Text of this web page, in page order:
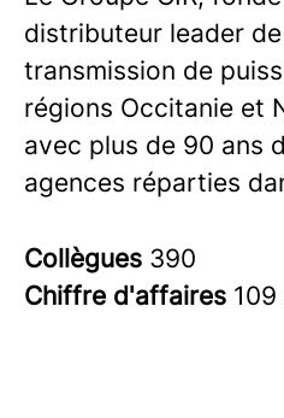
distributeur leader
transmission de
régions Occitanie et
avec plus de 90 ans
agences réparties
Collègues 390
Chiffre d'affaires 109